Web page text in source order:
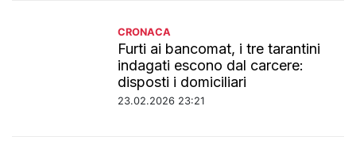
CRONACA
Furti ai bancomat, i tre tarantini
indagati escono dal carcere:
disposti i domiciliari
23.02.2026 23:21